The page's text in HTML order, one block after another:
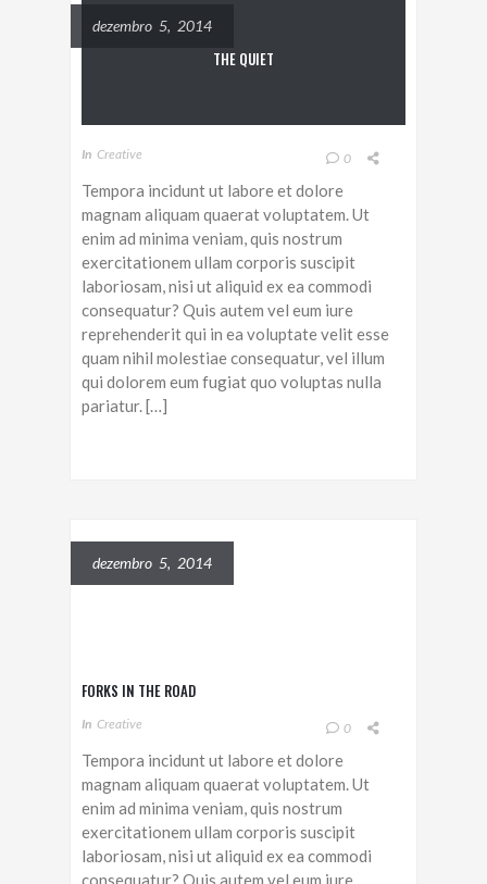
dezembro 5, 2014
THE QUIET
In Creative 0
Tempora incidunt ut labore et dolore
magnam aliquam quaerat voluptatem. Ut
enim ad minima veniam, quis nostrum
exercitationem ullam corporis suscipit
laboriosam, nisi ut aliquid ex ea commodi
consequatur? Quis autem vel eum iure
reprehenderit qui in ea voluptate velit esse
quam nihil molestiae consequatur, vel illum
qui dolorem eum fugiat quo voluptas nulla
pariatur. […]
dezembro 5, 2014
FORKS IN THE ROAD
In Creative 0
Tempora incidunt ut labore et dolore
magnam aliquam quaerat voluptatem. Ut
enim ad minima veniam, quis nostrum
exercitationem ullam corporis suscipit
laboriosam, nisi ut aliquid ex ea commodi
consequatur? Quis autem vel eum iure